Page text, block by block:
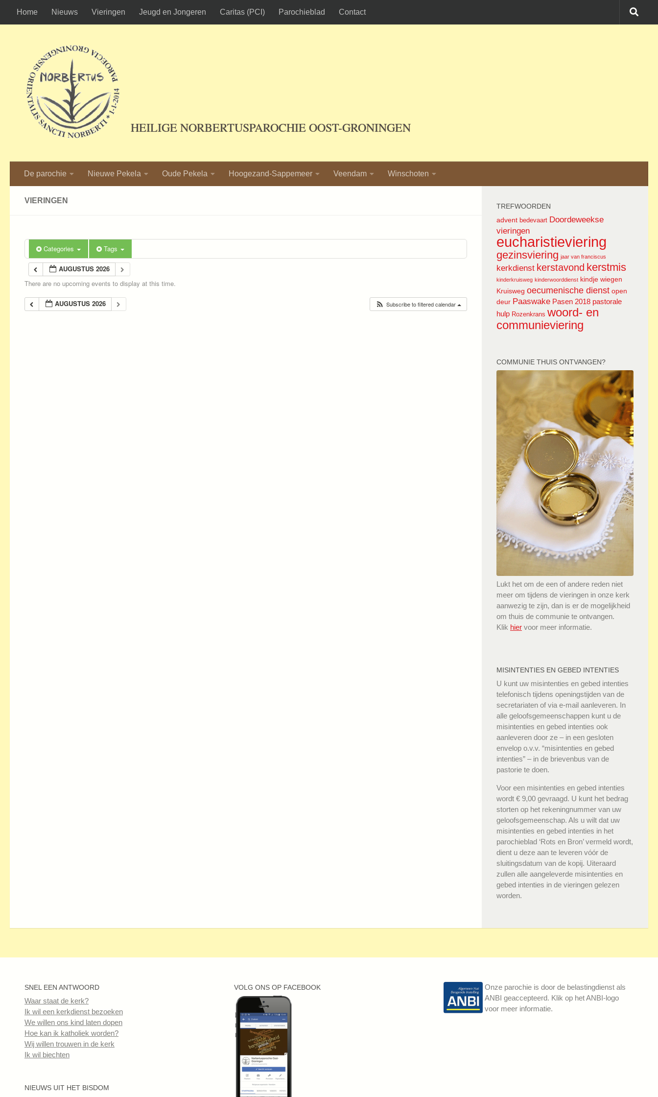
Ga naar de inhoud
Home Nieuws Vieringen Jeugd en Jongeren Caritas (PCI) Parochieblad Contact
HEILIGE NORBERTUSPAROCHIE OOST-GRONINGEN
De parochie Nieuwe Pekela Oude Pekela Hoogezand-Sappemeer Veendam Winschoten
VIERINGEN
Categories Tags
AUGUSTUS 2026
There are no upcoming events to display at this time.
AUGUSTUS 2026 Subscribe to filtered calendar
TREFWOORDEN
advent bedevaart Doordeweekse
vieringen
eucharistieviering
gezinsviering jaar van franciscus
kerkdienst kerstavond kerstmis
kinderkruisweg kinderwoorddienst kindje wiegen
Kruisweg oecumenische dienst open
deur Paaswake Pasen 2018 pastorale
hulp Rozenkrans woord- en
communieviering
COMMUNIE THUIS ONTVANGEN?
Lukt het om de een of andere reden niet
meer om tijdens de vieringen in onze kerk
aanwezig te zijn, dan is er de mogelijkheid
om thuis de communie te ontvangen.
Klik hier voor meer informatie.
MISINTENTIES EN GEBED INTENTIES
U kunt uw misintenties en gebed intenties
telefonisch tijdens openingstijden van de
secretariaten of via e-mail aanleveren. In
alle geloofsgemeenschappen kunt u de
misintenties en gebed intenties ook
aanleveren door ze – in een gesloten
envelop o.v.v. “misintenties en gebed
intenties” – in de brievenbus van de
pastorie te doen.
Voor een misintenties en gebed intenties
wordt € 9,00 gevraagd. U kunt het bedrag
storten op het rekeningnummer van uw
geloofsgemeenschap. Als u wilt dat uw
misintenties en gebed intenties in het
parochieblad ‘Rots en Bron’ vermeld wordt,
dient u deze aan te leveren vóór de
sluitingsdatum van de kopij. Uiteraard
zullen alle aangeleverde misintenties en
gebed intenties in de vieringen gelezen
worden.
SNEL EEN ANTWOORD
Waar staat de kerk?
Ik wil een kerkdienst bezoeken
We willen ons kind laten dopen
Hoe kan ik katholiek worden?
Wij willen trouwen in de kerk
Ik wil biechten
NIEUWS UIT HET BISDOM
VOLG ONS OP FACEBOOK
Onze parochie is door de belastingdienst als
ANBI geaccepteerd. Klik op het ANBI-logo
voor meer informatie.